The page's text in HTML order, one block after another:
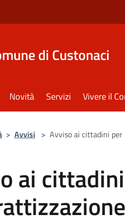
di Custonaci
Novità Servizi Vivere il
> Avvisi > Avviso ai cittadini
ai